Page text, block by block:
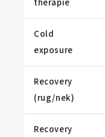
therapie
Cold
exposure
Recovery
(rug/nek)
Recovery